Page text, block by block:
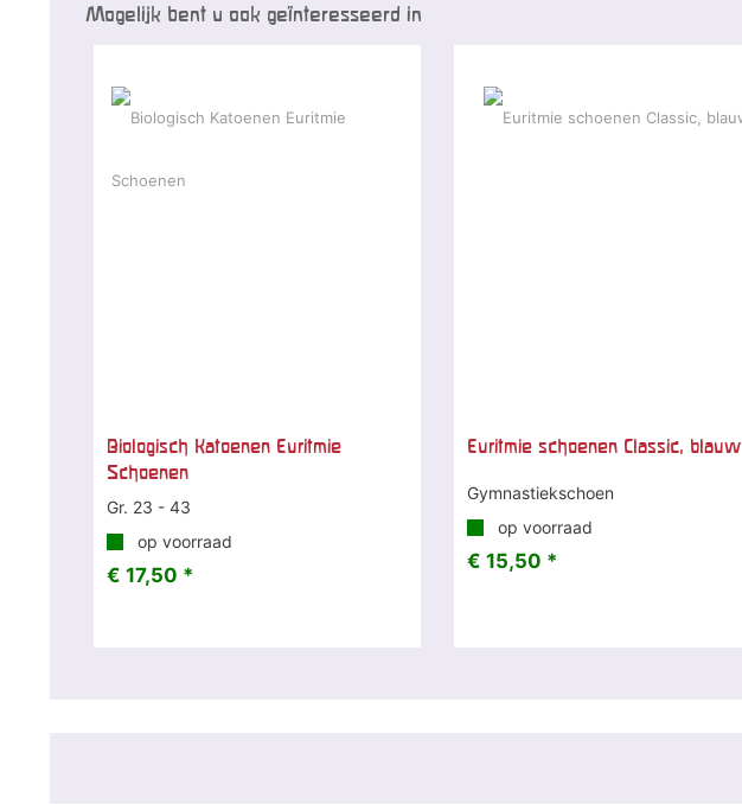
Mogelijk bent u ook geïnteresseerd in
Biologisch Katoenen Euritmie
Schoenen
Gr. 23 - 43
op voorraad
€ 17,50 *
Euritmie schoenen Classic, blauw
Gymnastiekschoen
op voorraad
€ 15,50 *